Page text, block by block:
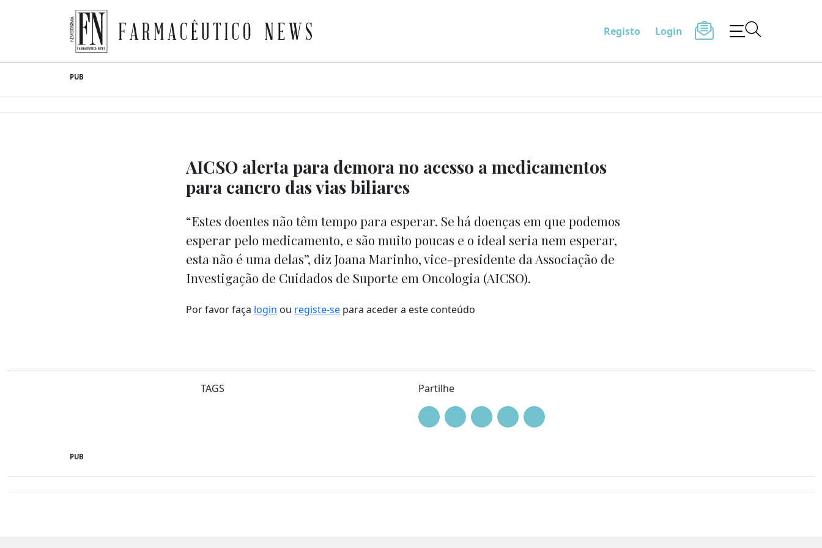
content
Farmacêutico News Registo Login
PUB
AICSO alerta para demora no acesso a medicamentos
para cancro das vias biliares
“Estes doentes não têm tempo para esperar. Se há doenças em que podemos
esperar pelo medicamento, e são muito poucas e o ideal seria nem esperar,
esta não é uma delas”, diz Joana Marinho, vice-presidente da Associação de
Investigação de Cuidados de Suporte em Oncologia (AICSO).
Por favor faça login ou registe-se para aceder a este conteúdo
TAGS Partilhe
PUB